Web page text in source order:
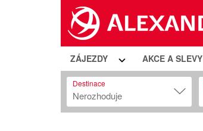
ZÁJEZDY AKCE A SLEVY
Destinace
Nerozhoduje